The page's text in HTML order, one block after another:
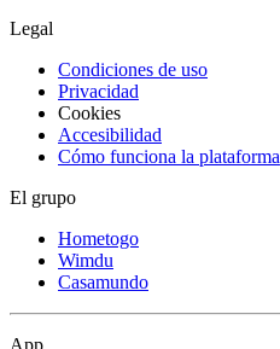
Legal
Condiciones de uso
Privacidad
Cookies
Accesibilidad
Cómo funciona la plataforma
El grupo
Hometogo
Wimdu
Casamundo